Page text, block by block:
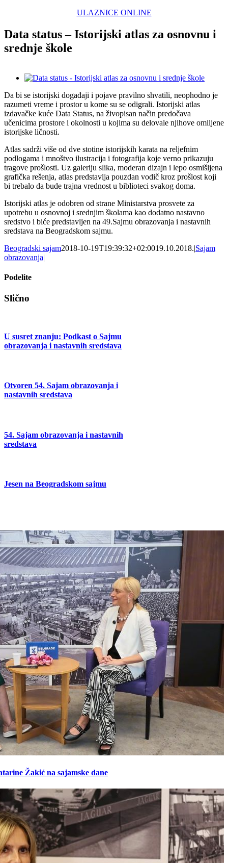
ULAZNICE ONLINE
Data status – Istorijski atlas za osnovnu i
srednje škole
View
Image
Da bi se istorijski događaji i pojave pravilno shvatili, neophodno je
razumeti vreme i prostor u kome su se odigrali. Istorijski atlas
izdavačke kuće Data Status, na živopisan način predočava
učenicima prostore i okolnosti u kojima su delovale njihove omiljene
istorijske ličnosti.
Atlas sadrži više od dve stotine istorijskih karata na reljefnim
podlogama i mnoštvo ilustracija i fotografija koje verno prikazuju
tragove prošlosti. Uz galeriju slika, moderan dizajn i lepo osmišljena
grafička rešenja, atlas predstavlja pouzdan vodič kroz prošlost koji
bi trebalo da bude trajna vrednost u biblioteci svakog doma.
Istorijski atlas je odobren od strane Ministarstva prosvete za
upotrebu u osnovnoj i srednjim školama kao dodatno nastavno
sredstvo i biće predstavljen na 49.Sajmu obrazovanja i nastavnih
sredstava na Beogradskom sajmu.
Beogradski sajam2018-10-19T19:39:32+02:0019.10.2018.|Sajam
obrazovanja|
Podelite
Facebook
X
Tumblr
Pinterest
Email
Slično
U susret znanju: Podkast o Sajmu
obrazovanja i nastavnih sredstava
Otvoren 54. Sajam obrazovanja i
nastavnih sredstava
54. Sajam obrazovanja i nastavnih
sredstava
Jesen na Beogradskom sajmu
Žakić na sajamske dane